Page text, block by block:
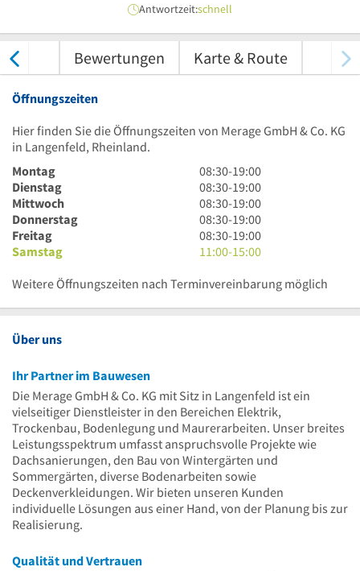
Antwortzeit:schnell
Bewertungen Karte & Route
Öffnungszeiten
Hier finden Sie die Öffnungszeiten von Merage GmbH & Co. KG
in Langenfeld, Rheinland.
Montag
8
Uhr
30
bis
19
Uhr
08:30-19:00
Dienstag
8
Uhr
30
bis
19
08:30-19:00
Mittwoch
8
Uhr
30
bis
Uhr
08:30-19:00
Donnerstag
8
Uhr
30
19
08:30-19:00
Freitag
8
Uhr
bis
Uhr
08:30-19:00
Samstag
11
bis
Uhr
11:00-15:00
Weitere Öffnungszeiten nach Terminvereinbarung möglich
Über uns
Ihr Partner im Bauwesen
Die Merage GmbH & Co. KG mit Sitz in Langenfeld ist ein
vielseitiger Dienstleister in den Bereichen Elektrik,
Trockenbau, Bodenlegung und Maurerarbeiten. Unser breites
Leistungsspektrum umfasst anspruchsvolle Projekte wie
Dachsanierungen, den Bau von Wintergärten und
Sommergärten, diverse Bodenarbeiten sowie
Deckenverkleidungen. Wir bieten unseren Kunden
individuelle Lösungen aus einer Hand, von der Planung bis zur
Realisierung.
Qualität und Vertrauen